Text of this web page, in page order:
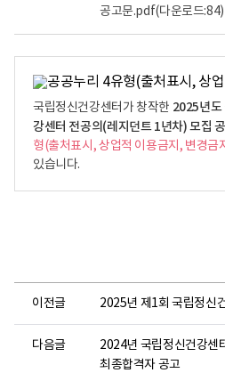
공고문.pdf(다운로드:84)
국립정신건강센터가 창작한 2025년도
강센터 전공의(레지던트 1년차) 모집
형(출처표시, 상업적 이용금지, 변경금
있습니다.
이전글 2025년 제1회 국립정신
다음글
2024년 국립정신건강센
최종합격자 공고